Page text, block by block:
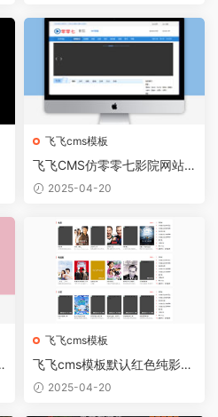
飞飞cms模板
飞飞CMS仿零零七影院网站
模板2025-04-20
飞飞cms模板
飞飞cms模板默认红色纯影视
模板不带文章源码
2025-04-20